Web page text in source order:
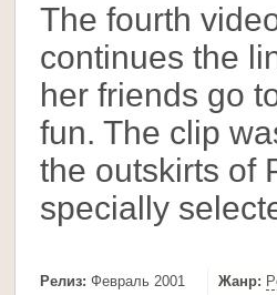
The fourth
continues the
her friends go
fun. The clip
the outskirts of
specially
Релиз: Февраль 2001 Жанр: